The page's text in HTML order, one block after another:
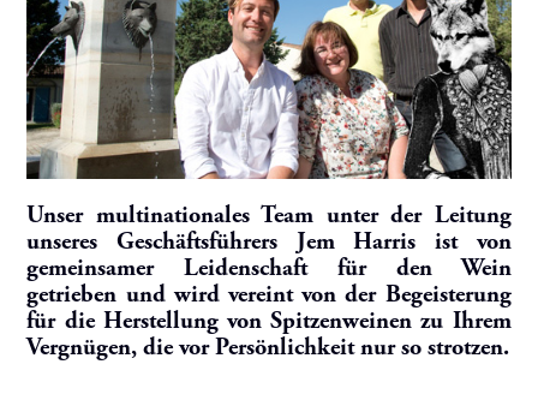
Unser multinationales Team unter der Leitung
unseres Geschäftsführers Jem Harris ist von
gemeinsamer Leidenschaft für den Wein
getrieben und wird vereint von der Begeisterung
für die Herstellung von Spitzenweinen zu Ihrem
Vergnügen, die vor Persönlichkeit nur so strotzen.